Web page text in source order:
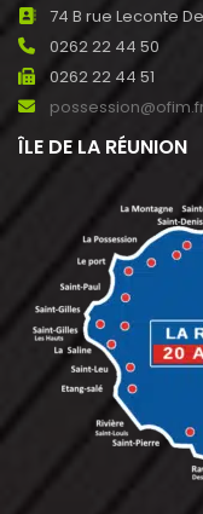
74 B rue Leconte
0262 22 44 50
0262 22 44 51
ÎLE DE LA RÉUNION